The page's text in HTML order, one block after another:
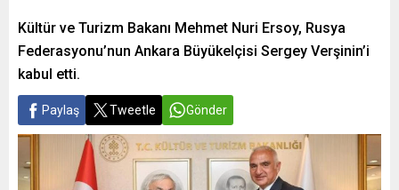
Kültür ve Turizm Bakanı Mehmet Nuri Ersoy, Rusya
Federasyonu’nun Ankara Büyükelçisi Sergey Verşinin’i
kabul etti.
Paylaş Tweetle Gönder